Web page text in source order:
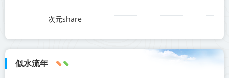
次元share
似水流年